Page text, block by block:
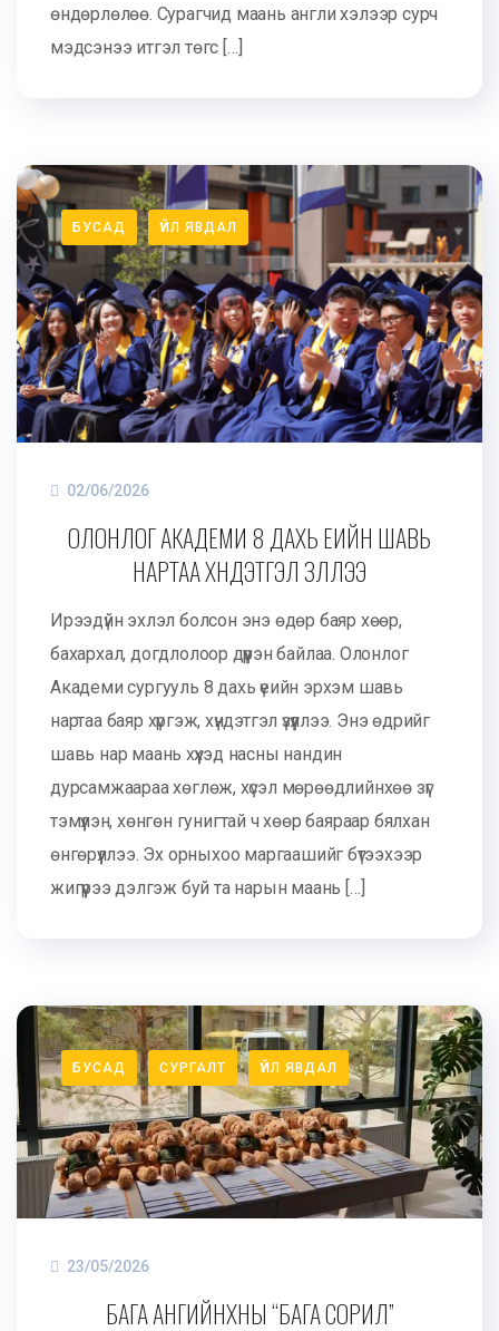
өндөрлөлөө. Сурагчид маань англи хэлээр сурч
мэдсэнээ итгэл төгс […]
БУСАД ҮЙЛ ЯВДАЛ
02/06/2026
ОЛОНЛОГ АКАДЕМИ 8 ДАХЬ ҮЕИЙН ШАВЬ
НАРТАА ХҮНДЭТГЭЛ ҮЗҮҮЛЛЭЭ
Ирээдүйн эхлэл болсон энэ өдөр баяр хөөр,
бахархал, догдлолоор дүүрэн байлаа. Олонлог
Академи сургууль 8 дахь үеийн эрхэм шавь
нартаа баяр хүргэж, хүндэтгэл үзүүллээ. Энэ өдрийг
шавь нар маань хүүхэд насны нандин
дурсамжаараа хөглөж, хүсэл мөрөөдлийнхөө зүг
тэмүүлэн, хөнгөн гунигтай ч хөөр баяраар бялхан
өнгөрүүллээ. Эх орныхоо маргаашийг бүтээхээр
жигүүрээ дэлгэж буй та нарын маань […]
БУСАД СУРГАЛТ ҮЙЛ ЯВДАЛ
23/05/2026
БАГА АНГИЙНХНЫ “БАГА СОРИЛ”